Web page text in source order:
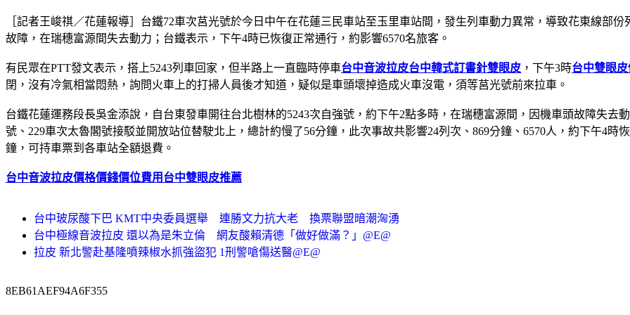
［記者王峻祺／花蓮報導］台鐵72車次莒光號於今日中午在花蓮三民車站至玉里車站間，發生列車動力異常，導致花東線部
故障，在瑞穗富源間失去動力；台鐵表示，下午4時已恢復正常通行，約影響6570名旅客。
有民眾在PTT發文表示，搭上5243列車回家，但半路上一直臨時停車台中音波拉皮台中韓式訂書針雙眼皮 ，下午3時台中雙眼
閉，沒有冷氣相當悶熱，詢問火車上的打掃人員後才知道，疑似是車頭壞掉造成火車沒電，須等莒光號前來拉車。
台鐵花蓮運務段長吳金添說，自台東發車開往台北樹林的5243次自強號，約下午2點多時，在瑞穗富源間，因機車頭故障失去
號、229車次太魯閣號接駁並開放站位替駛北上，總計約慢了56分鐘，此次事故共影響24列次、869分鐘、6570人，約下午4時
鐘，可持車票到各車站全額退費。
台中音波拉皮價格價錢價位費用 台中雙眼皮推薦
台中玻尿酸下巴 KMT中央委員選舉 連勝文力抗大老 換票聯盟暗潮洶湧
台中極線音波拉皮 還以為是朱立倫 網友酸賴清德「做好做滿？」@E@
拉皮 新北警赴基隆噴辣椒水抓強盜犯 1刑警嗆傷送醫@E@
8EB61AEF94A6F355